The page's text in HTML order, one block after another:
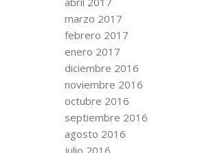
marzo 2017
febrero 2017
enero 2017
diciembre 2016
noviembre 2016
octubre 2016
septiembre 2016
agosto 2016